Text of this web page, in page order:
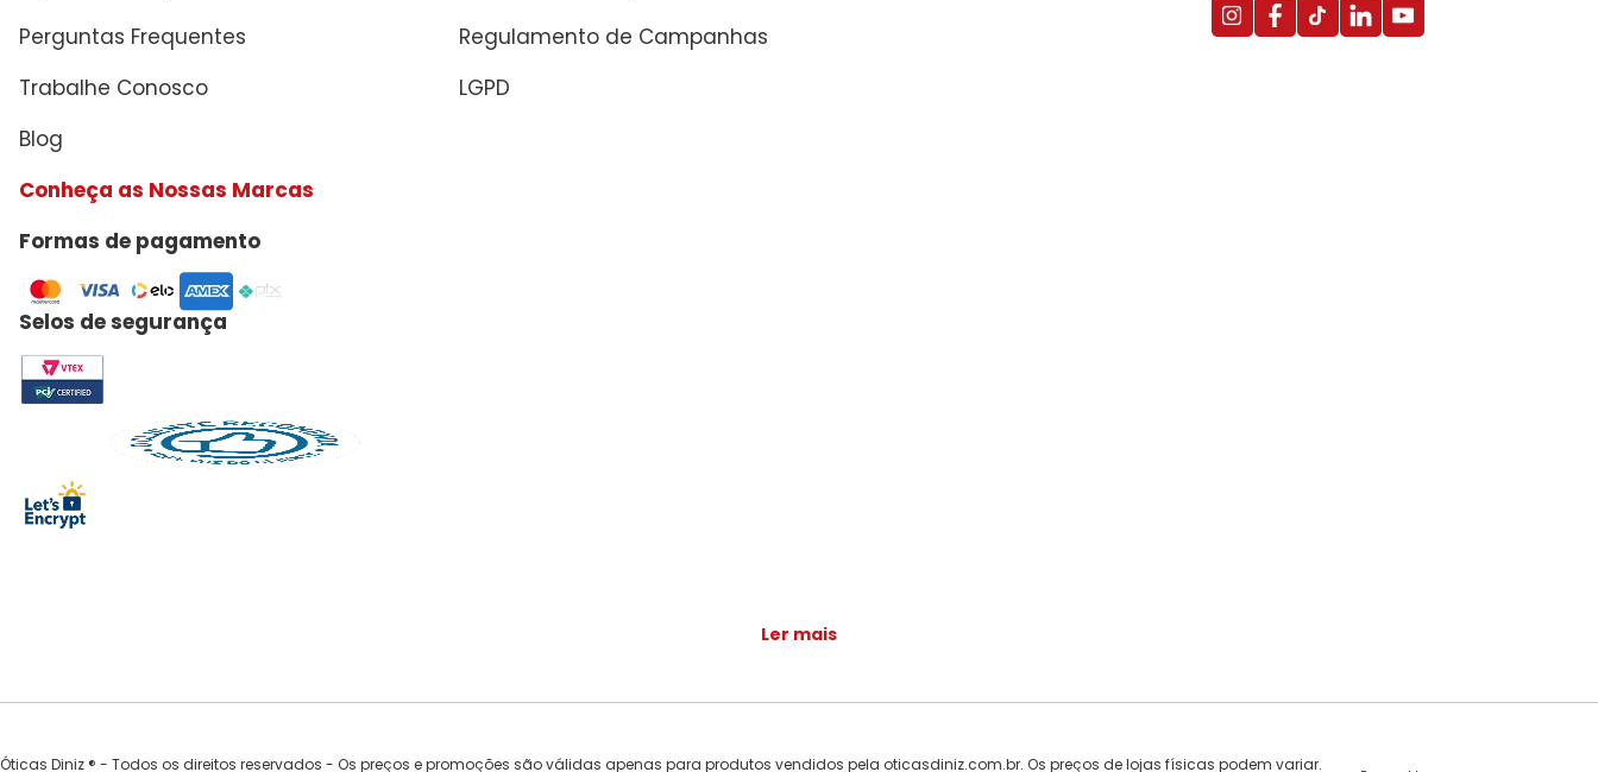
Perguntas Frequentes
Trabalhe Conosco
Blog
Conheça as Nossas Marcas
Regulamento de Campanhas
LGPD
Formas de pagamento
Selos de segurança
Ler mais
Óticas Diniz ® - Todos os direitos reservados - Os preços e promoções são válidas apenas para produtos vendidos pela oticasdiniz.com.br. Os preços de lojas físicas podem variar.